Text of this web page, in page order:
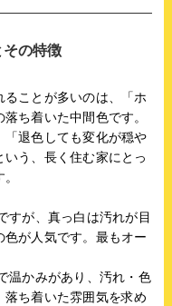
の特徴
ことが多いのは、「ホ
ち着いた中間色です。
「退色しても変化が穏や
う、長く住む家にとっ
すが、真っ白は汚れが目
が人気です。最もオー
温かみがあり、汚れ・色
ち着いた雰囲気を求め